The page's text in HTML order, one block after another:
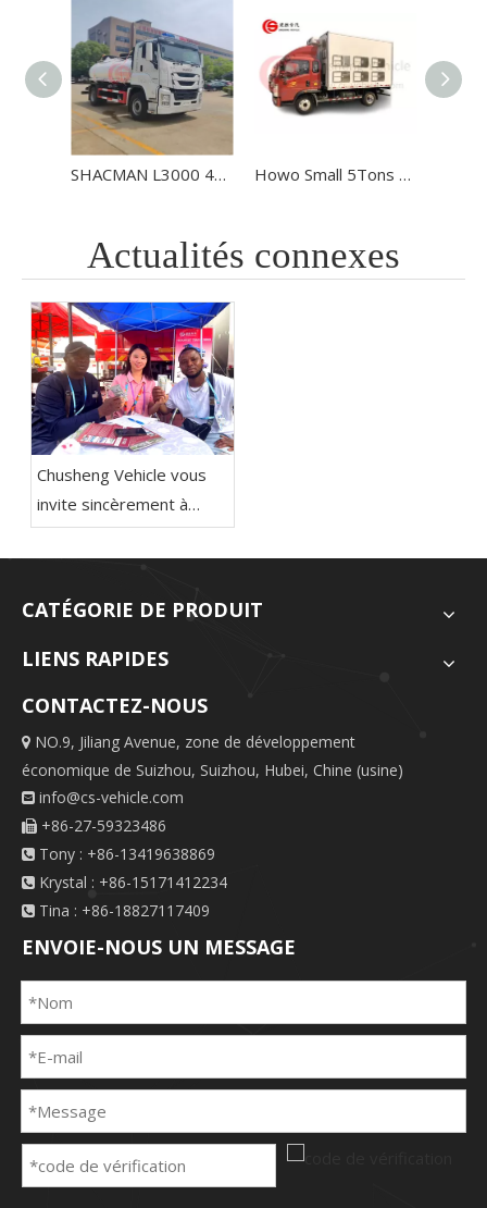
SHACMAN L3000 4x2 10000 litres de camions d'aspiration sous vide pour le travail propre de la ville Howo Small 5Tons Live Animal Transport Refrigerator Tamin Refrigated Truck
Actualités connexes
Chusheng Vehicle vous
invite sincèrement à
visiter la 138th Canton
Fair！
CATÉGORIE DE PRODUIT
LIENS RAPIDES
CONTACTEZ-NOUS
 NO.9, Jiliang Avenue, zone de développement
économique de Suizhou, Suizhou, Hubei, Chine (usine)
 info@cs-vehicle.com
 +86-27-59323486
 Tony : +86-13419638869
 Krystal : +86-15171412234
 Tina : +86-18827117409
ENVOIE-NOUS UN MESSAGE